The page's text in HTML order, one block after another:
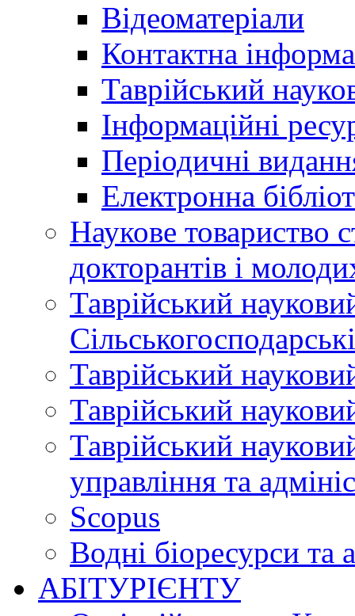
Відеоматеріали
Контактна
Таврійський
Інформаційні
Періодичні
Електронна
Наукове товариство
докторантів і
Таврійський
Таврійський
Таврійський
Таврійський
управління та
Scopus
Водні біоресурси та
АБІТУРІЄНТУ